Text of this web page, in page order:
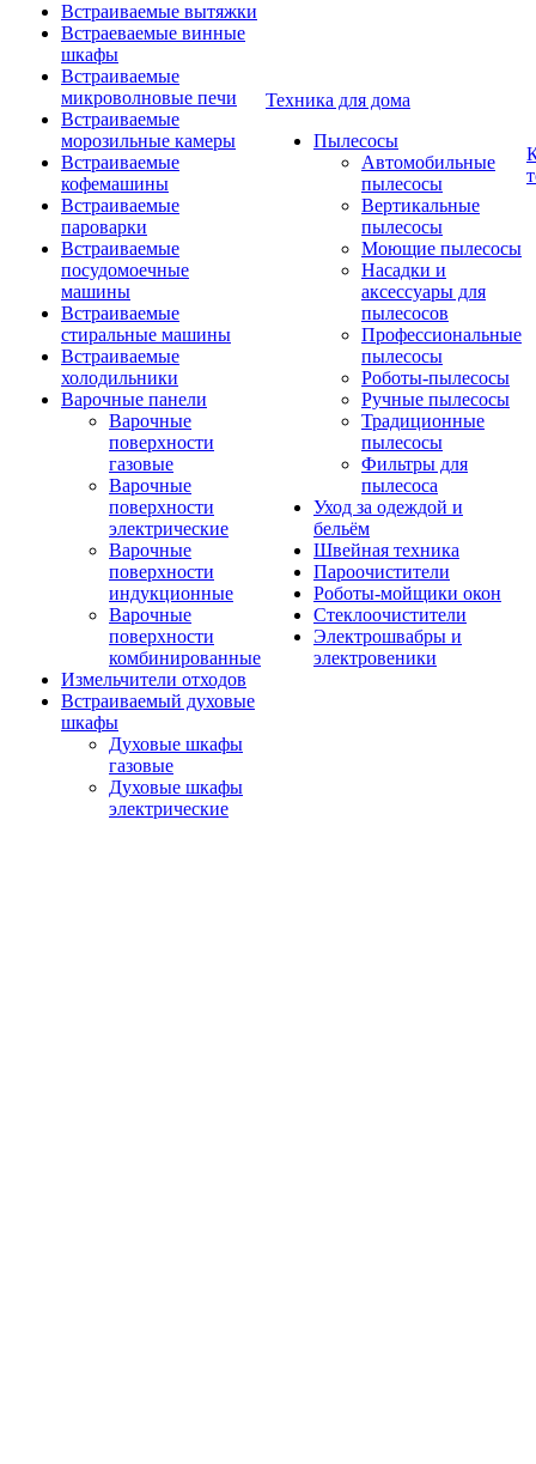
Встраиваемые вытяжки
Встраеваемые винные
шкафы
Встраиваемые
микроволновые печи
Встраиваемые
морозильные камеры
Встраиваемые
кофемашины
Встраиваемые
пароварки
Встраиваемые
посудомоечные
машины
Встраиваемые
стиральные машины
Встраиваемые
холодильники
Варочные панели
Варочные
поверхности
газовые
Варочные
поверхности
электрические
Варочные
поверхности
индукционные
Варочные
поверхности
комбинированные
Измельчители отходов
Встраиваемый духовые
шкафы
Духовые шкафы
газовые
Духовые шкафы
электрические
Техника для дома
Пылесосы
Автомобильные
пылесосы
Вертикальные
пылесосы
Моющие пылесосы
Насадки и
аксессуары для
пылесосов
Профессиональные
пылесосы
Роботы-пылесосы
Ручные пылесосы
Традиционные
пылесосы
Фильтры для
пылесоса
Уход за одеждой и
бельём
Швейная техника
Пароочистители
Роботы-мойщики окон
Стеклоочистители
Электрошвабры и
электровеники